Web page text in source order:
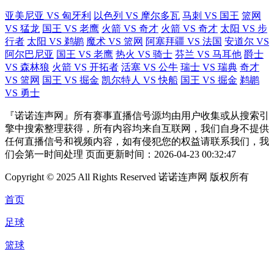
亚美尼亚 VS 匈牙利 以色列 VS 摩尔多瓦 马刺 VS 国王 篮网
VS 猛龙 国王 VS 老鹰 火箭 VS 奇才 火箭 VS 奇才 太阳 VS 步
行者 太阳 VS 鹈鹕 魔术 VS 篮网 阿塞拜疆 VS 法国 安道尔 VS
阿尔巴尼亚 国王 VS 老鹰 热火 VS 骑士 芬兰 VS 马耳他 爵士
VS 森林狼 火箭 VS 开拓者 活塞 VS 公牛 瑞士 VS 瑞典 奇才
VS 篮网 国王 VS 掘金 凯尔特人 VS 快船 国王 VS 掘金 鹈鹕
VS 勇士
『诺诺连声网』所有赛事直播信号源均由用户收集或从搜索引
擎中搜索整理获得，所有内容均来自互联网，我们自身不提供
任何直播信号和视频内容，如有侵犯您的权益请联系我们，我
们会第一时间处理 页面更新时间：2026-04-23 00:32:47
Copyright © 2025 All Rights Reserved 诺诺连声网 版权所有
首页
足球
篮球